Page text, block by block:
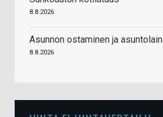
8.8.2026
Asunnon ostaminen ja
8.8.2026